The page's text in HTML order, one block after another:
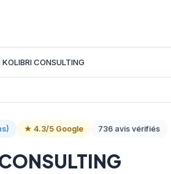
KOLIBRI CONSULTING
★ 4.3/5 Google 736 avis vérifiés